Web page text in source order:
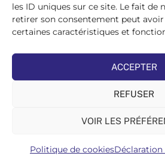
les ID uniques sur ce site. Le fait de
retirer son consentement peut
certaines caractéristiques et
ACCEPTER
REFUSER
VOIR LES
Politique de cookies
215 bis, boulevard
75007 PARIS
Tél : 01 45 48 28
Suivez-nous sur les